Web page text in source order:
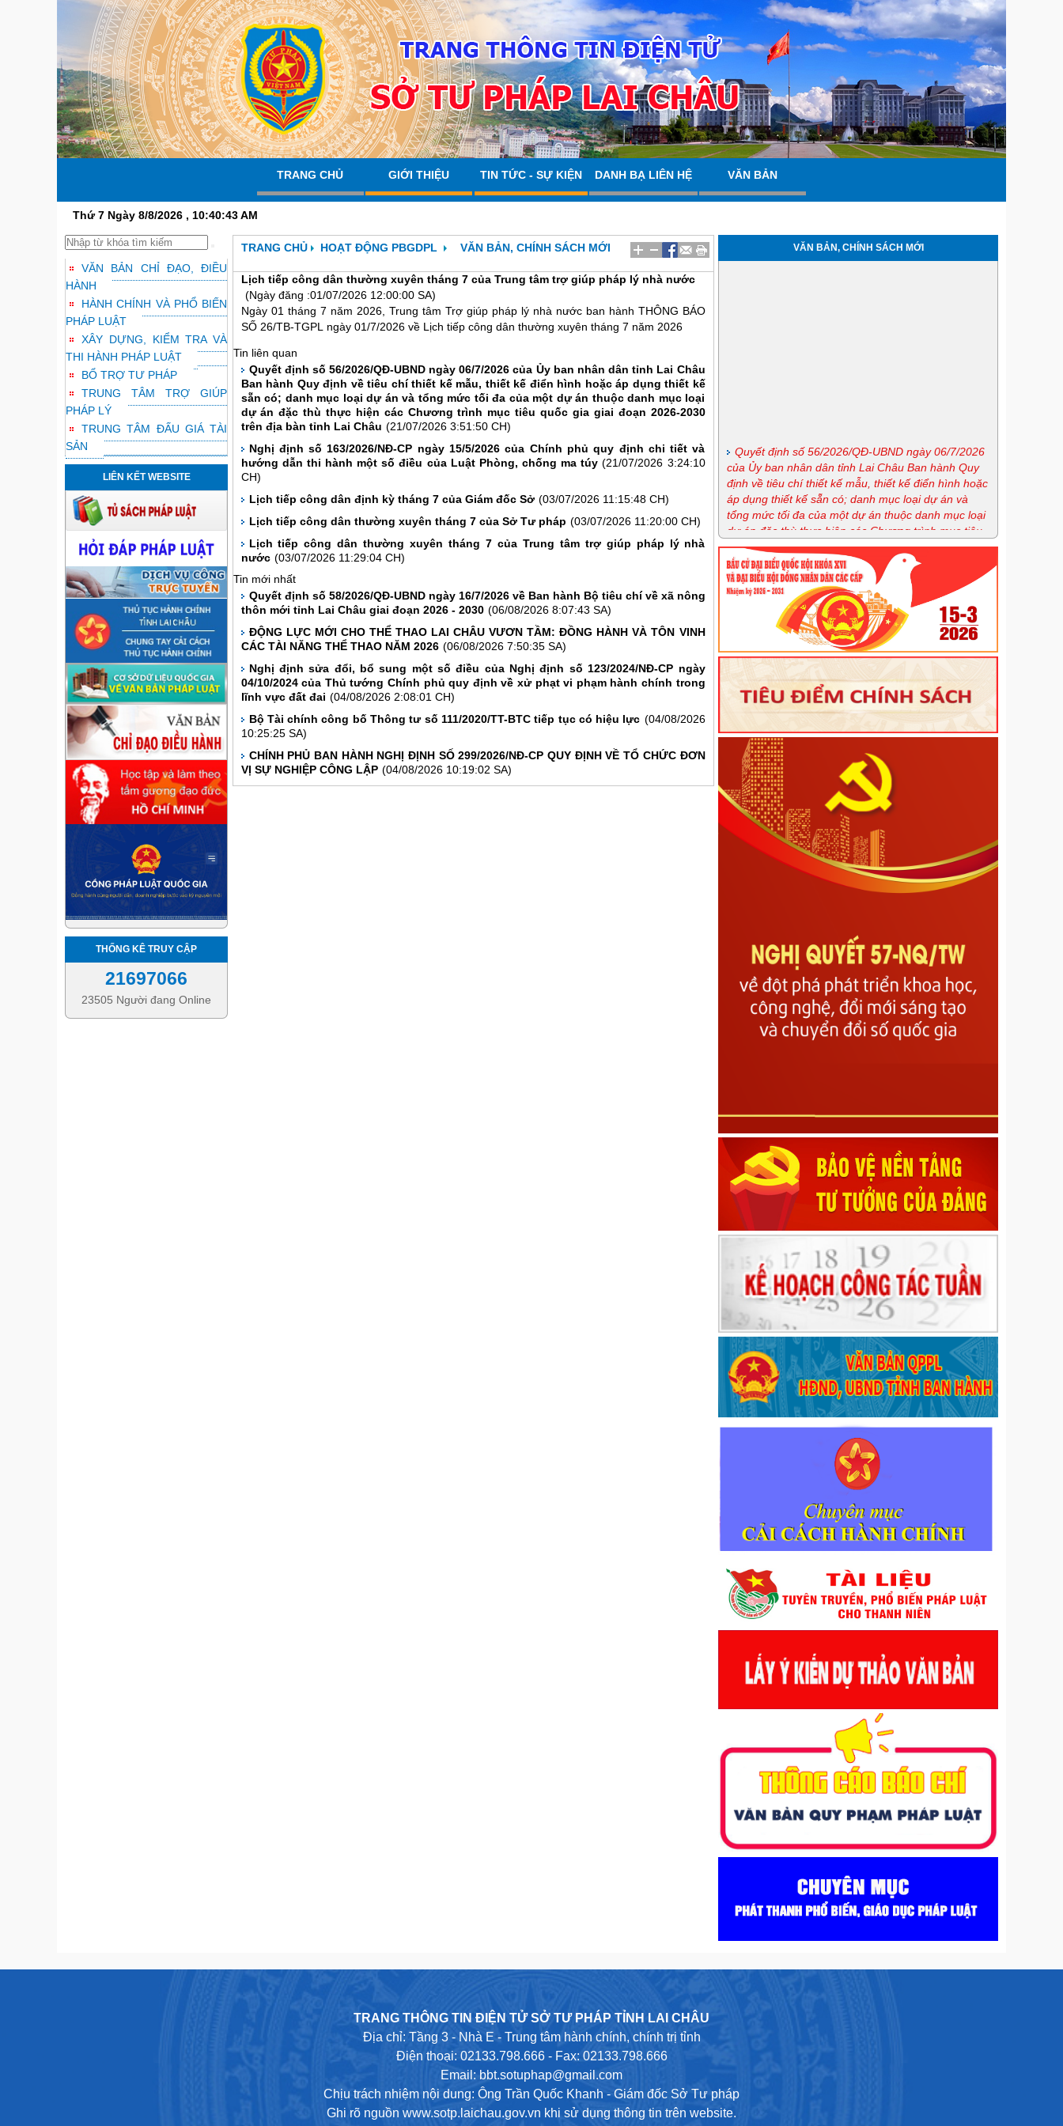
TRANG CHỦ GIỚI THIỆU TIN TỨC - SỰ KIỆN DANH BẠ LIÊN HỆ VĂN BẢN
Thứ 7 Ngày 8/8/2026 , 10:40:44 AM
VĂN BẢN CHỈ ĐẠO, ĐIỀU
HÀNH
HÀNH CHÍNH VÀ PHỔ BIẾN
PHÁP LUẬT
XÂY DỰNG, KIỂM TRA VÀ
THI HÀNH PHÁP LUẬT
BỔ TRỢ TƯ PHÁP
TRUNG TÂM TRỢ GIÚP
PHÁP LÝ
TRUNG TÂM ĐẤU GIÁ TÀI
SẢN
LIÊN KẾT WEBSITE
THỐNG KÊ TRUY CẬP
21697066
23505 Người đang Online
TRANG CHỦ HOẠT ĐỘNG PBGDPL VĂN BẢN, CHÍNH SÁCH MỚI
Lịch tiếp công dân thường xuyên tháng 7 của Trung tâm trợ giúp pháp lý nhà nước
(Ngày đăng :01/07/2026 12:00:00 SA)
Ngày 01 tháng 7 năm 2026, Trung tâm Trợ giúp pháp lý nhà nước ban hành THÔNG BÁO
SỐ 26/TB-TGPLngày 01/7/2026 về Lịch tiếp công dân thường xuyên tháng 7 năm 2026
Tin liên quan
Quyết định số 56/2026/QĐ-UBND ngày 06/7/2026 của Ủy ban nhân dân tỉnh Lai Châu
Ban hành Quy định về tiêu chí thiết kế mẫu, thiết kế điển hình hoặc áp dụng thiết kế
sẵn có; danh mục loại dự án và tổng mức tối đa của một dự án thuộc danh mục loại
dự án đặc thù thực hiện các Chương trình mục tiêu quốc gia giai đoạn 2026-2030
trên địa bàn tỉnh Lai Châu (21/07/2026 3:51:50 CH)
Nghị định số 163/2026/NĐ-CP ngày 15/5/2026 của Chính phủ quy định chi tiết và
hướng dẫn thi hành một số điều của Luật Phòng, chống ma túy (21/07/2026 3:24:10
CH)
Lịch tiếp công dân định kỳ tháng 7 của Giám đốc Sở (03/07/2026 11:15:48 CH)
Lịch tiếp công dân thường xuyên tháng 7 của Sở Tư pháp (03/07/2026 11:20:00 CH)
Lịch tiếp công dân thường xuyên tháng 7 của Trung tâm trợ giúp pháp lý nhà
nước (03/07/2026 11:29:04 CH)
Tin mới nhất
Quyết định số 58/2026/QĐ-UBND ngày 16/7/2026 về Ban hành Bộ tiêu chí về xã nông
thôn mới tỉnh Lai Châu giai đoạn 2026 - 2030 (06/08/2026 8:07:43 SA)
ĐỘNG LỰC MỚI CHO THỂ THAO LAI CHÂU VƯƠN TẦM: ĐỒNG HÀNH VÀ TÔN VINH
CÁC TÀI NĂNG THỂ THAO NĂM 2026 (06/08/2026 7:50:35 SA)
Nghị định sửa đổi, bổ sung một số điều của Nghị định số 123/2024/NĐ-CP ngày
04/10/2024 của Thủ tướng Chính phủ quy định về xử phạt vi phạm hành chính trong
lĩnh vực đất đai (04/08/2026 2:08:01 CH)
Bộ Tài chính công bố Thông tư số 111/2020/TT-BTC tiếp tục có hiệu lực (04/08/2026
10:25:25 SA)
CHÍNH PHỦ BAN HÀNH NGHỊ ĐỊNH SỐ 299/2026/NĐ-CP QUY ĐỊNH VỀ TỔ CHỨC ĐƠN
VỊ SỰ NGHIỆP CÔNG LẬP (04/08/2026 10:19:02 SA)
VĂN BẢN, CHÍNH SÁCH MỚI
của Ủy ban nhân dân tỉnh Lai Châu Ban hành Quy
định về tiêu chí thiết kế mẫu, thiết kế điển hình hoặc
áp dụng thiết kế sẵn có; danh mục loại dự án và
tổng mức tối đa của một dự án thuộc danh mục loại
dự án đặc thù thực hiện các Chương trình mục tiêu
quốc gia giai đoạn 2026-2030 trên địa bàn tỉnh Lai
Châu
Nghị định số 163/2026/NĐ-CP ngày 15/5/2026 của
Chính phủ quy định chi tiết và hướng dẫn thi hành
một số điều của Luật Phòng, chống ma túy
Lịch tiếp công dân định kỳ tháng 7 của Giám đốc
Lịch tiếp công dân thường xuyên tháng 7 của Sở
Tư pháp
Lịch tiếp công dân thường xuyên tháng 7 của
Trung tâm trợ giúp pháp lý nhà nước
Quyế định 44/2026/QĐ-UBND ngày 20/6/2026
Quy định trình tự, thủ tục hành chính về đất đai trên
địa bàn tỉnh Lai Châu
Kế hoạch Tổ chức các hoạt động hưởng ứng Ngày
Dân số Thế giới năm 2026
Nghị Quyết về Quy định một số nội dung và mức
chi quản lý, thực hiện chương trình và nhiệm vụ, hỗ
trợ hoạt động khoa học, công nghệ và đổi mới sáng
tạo có sử dụng ngân sách nhà nước thuộc phạm vi
quản lý của tỉnh Lai Châu
Nghị quyết Quy định mức thu, miễn, giảm, thu,
nộp, quản lý và sử dụng các khoản phí, lệ phí thuộc
Nghị quyết Quy định nội dung, mức chi và các điều
kiện bảo đảm hoạt động của Hội đồng nhân dân các
cấp tỉnh Lai Châu
Nghị quyết về Bãi bỏ Nghị quyết số 07/2017/NQ-
HĐND ngày 14/7/2017 của Hội đồng nhân dân tỉnh
quy định mức trích từ các khoản thu hồi phát hiện
qua công tác thanh tra đã thực nộp vào ngân sách
nhà nước trên địa bàn tỉnh Lai Châu
Châu
Nghị quyết về Sửa đổi, bổ sung một số điều của
Quy định mức chi tập huấn, bồi dưỡng giáo viên và
cán bộ quản lý cơ sở giáo dục để thực hiện chương
trình mới, sách giáo khoa mới giáo dục phổ thông
trên địa bàn tỉnh ban hành kèm theo Nghị quyết số
39/2022/NQ-HĐND ngày 20 tháng 9 năm 2022 của
Hội đồng nhân dân tỉnh; sửa đổi, bổ sung một số
điều của Nghị quyết số 82/2024/NQ-HĐND ngày 09
tháng 12 năm 2024 của Hội đồng nhân dân tỉnh quy
định mức chi đón tiếp, thăm hỏi, chúc mừng đối với
một số đối tượng do Ủy ban Mặt trận Tổ quốc Việt
Nam các cấp trên địa bàn tỉnh thực hiện
Nghị quyết về Quy định về mức thu và quản lý, sử
dụng kinh phí đóng góp của tổ chức, cá nhân khai
thác khoáng sản trên địa bàn tỉnh Lai Châu
Nghị định số 189/2026/NĐ-CP ngày 28/5/2026 của
Chính phủ về quy định về phát hành, phổ biến phim
phục vụ nhiệm vụ chính trị
TRANG THÔNG TIN ĐIỆN TỬ SỞ TƯ PHÁP TỈNH LAI CHÂU
Địa chỉ: Tầng 3 - Nhà E - Trung tâm hành chính, chính trị tỉnh
Điện thoại: 02133.798.666 - Fax: 02133.798.666
Email: bbt.sotuphap@gmail.com
Chịu trách nhiệm nội dung: Ông Trần Quốc Khanh - Giám đốc Sở Tư pháp
Ghi rõ nguồn www.sotp.laichau.gov.vn khi sử dụng thông tin trên website.